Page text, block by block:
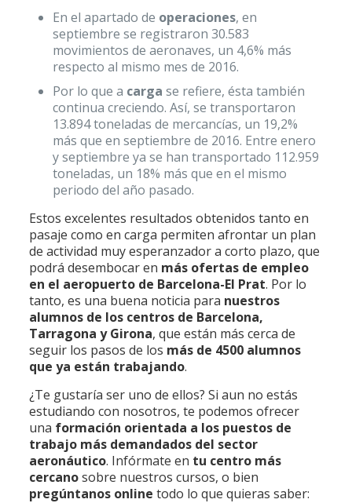
En el apartado de operaciones, en
septiembre se registraron 30.583
movimientos de aeronaves, un 4,6% más
respecto al mismo mes de 2016.
Por lo que a carga se refiere, ésta también
continua creciendo. Así, se transportaron
13.894 toneladas de mercancías, un 19,2%
más que en septiembre de 2016. Entre enero
y septiembre ya se han transportado 112.959
toneladas, un 18% más que en el mismo
periodo del año pasado.
Estos excelentes resultados obtenidos tanto en
pasaje como en carga permiten afrontar un plan
de actividad muy esperanzador a corto plazo, que
podrá desembocar en más ofertas de empleo
en el aeropuerto de Barcelona-El Prat. Por lo
tanto, es una buena noticia para nuestros
alumnos de los centros de Barcelona,
Tarragona y Girona, que están más cerca de
seguir los pasos de los más de 4500 alumnos
que ya están trabajando.
¿Te gustaría ser uno de ellos? Si aun no estás
estudiando con nosotros, te podemos ofrecer
una formación orientada a los puestos de
trabajo más demandados del sector
aeronáutico. Infórmate en tu centro más
cercanosobre nuestros cursos, o bien
pregúntanos online todo lo que quieras saber: